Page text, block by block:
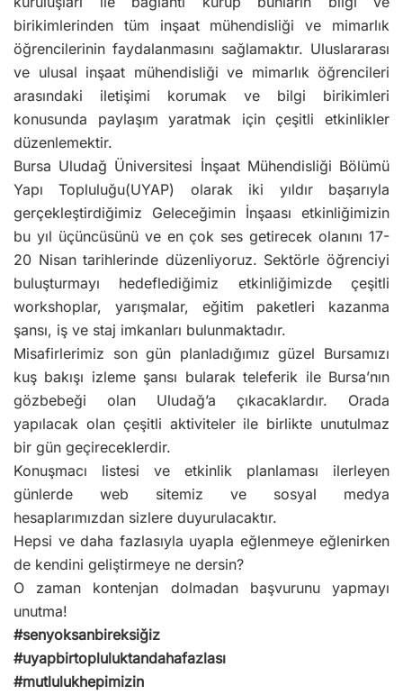
birikimlerinden tüm inşaat mühendisliği ve mimarlık
öğrencilerinin faydalanmasını sağlamaktır. Uluslararası
ve ulusal inşaat mühendisliği ve mimarlık öğrencileri
arasındaki iletişimi korumak ve bilgi birikimleri
konusunda paylaşım yaratmak için çeşitli etkinlikler
düzenlemektir.
Bursa Uludağ Üniversitesi İnşaat Mühendisliği Bölümü
Yapı Topluluğu(UYAP) olarak iki yıldır başarıyla
gerçekleştirdiğimiz Geleceğimin İnşaası etkinliğimizin
bu yıl üçüncüsünü ve en çok ses getirecek olanını 17-
20 Nisan tarihlerinde düzenliyoruz. Sektörle öğrenciyi
buluşturmayı hedeflediğimiz etkinliğimizde çeşitli
workshoplar, yarışmalar, eğitim paketleri kazanma
şansı, iş ve staj imkanları bulunmaktadır.
Misafirlerimiz son gün planladığımız güzel Bursamızı
kuş bakışı izleme şansı bularak teleferik ile Bursa’nın
gözbebeği olan Uludağ’a çıkacaklardır. Orada
yapılacak olan çeşitli aktiviteler ile birlikte unutulmaz
bir gün geçireceklerdir.
Konuşmacı listesi ve etkinlik planlaması ilerleyen
günlerde web sitemiz ve sosyal medya
hesaplarımızdan sizlere duyurulacaktır.
Hepsi ve daha fazlasıyla uyapla eğlenmeye eğlenirken
de kendini geliştirmeye ne dersin?
O zaman kontenjan dolmadan başvurunu yapmayı
unutma!
#senyoksanbireksiğiz
#uyapbirtopluluktandahafazlası
#mutlulukhepimizin